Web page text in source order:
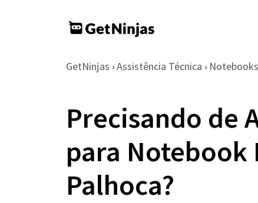
GetNinjas › Assistência Técnica ›
Precisando de
para Notebook
Palhoca?